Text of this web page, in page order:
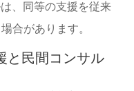
、同等の支援を従来
合があります。
と民間コンサル